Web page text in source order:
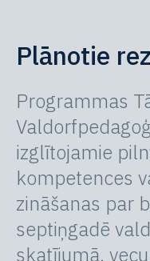
Plānotie
Programmas
izglītojamie
kompetences
zināšanas par
septiņgadē
skatījumā,